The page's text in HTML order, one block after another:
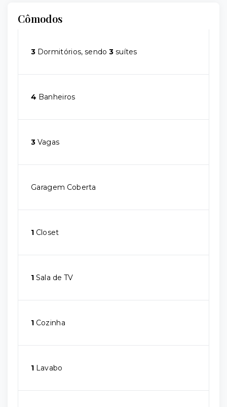
Cômodos
3 Dormitórios, sendo3 suítes
4 Banheiros
3 Vagas
Garagem Coberta
1 Closet
1 Sala de TV
1 Cozinha
1 Lavabo